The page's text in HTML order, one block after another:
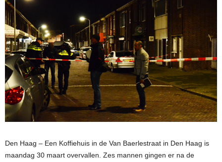
Den Haag – Een Koffiehuis in de Van Baerlestraat in Den Haag is
maandag 30 maart overvallen. Zes mannen gingen er na de